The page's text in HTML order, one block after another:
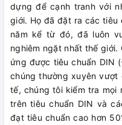
dựng để cạnh tranh với
giới. Họ đã đặt ra các tiêu
năm kể từ đó, đã luôn
nghiêm ngặt nhất thế giới.
ứng được tiêu chuẩn DIN
chúng thường xuyên vượt
tế, chúng tôi kiểm tra mọi
trên tiêu chuẩn DIN và
đạt tiêu chuẩn cao hơn